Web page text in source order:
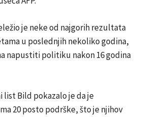
je neke od najgorih rezultata
u poslednjih nekoliko godina,
napustiti politiku nakon 16 godina
list Bild pokazalo je da je
20 posto podrške, što je njihov